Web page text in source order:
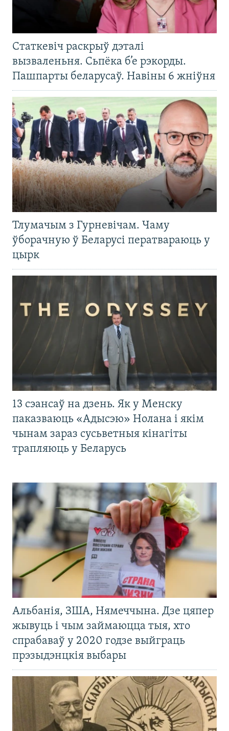
Статкевіч раскрыў дэталі
вызваленьня. Сьпёка б’е рэкорды.
Пашпарты беларусаў. Навіны 6 жніўня
Тлумачым з Гурневічам. Чаму
ўборачную ў Беларусі ператвараюць у
цырк
13 сэансаў на дзень. Як у Менску
паказваюць «Адысэю» Нолана і якім
чынам зараз сусьветныя кінагіты
трапляюць у Беларусь
Альбанія, ЗША, Нямеччына. Дзе цяпер
жывуць і чым займаюцца тыя, хто
спрабаваў у 2020 годзе выйграць
прэзыдэнцкія выбары